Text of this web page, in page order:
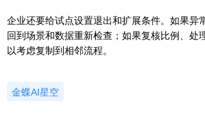
企业还要给试点设置退出和扩展条件。如果异
回到场景和数据重新检查；如果复核比例、处
以考虑复制到相邻流程。
金蝶AI星空